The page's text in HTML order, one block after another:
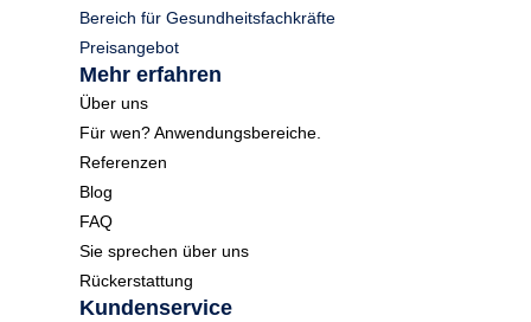
Bereich für Gesundheitsfachkräfte
Preisangebot
Mehr erfahren
Über uns
Für wen? Anwendungsbereiche.
Referenzen
Blog
FAQ
Sie sprechen über uns
Rückerstattung
Kundenservice